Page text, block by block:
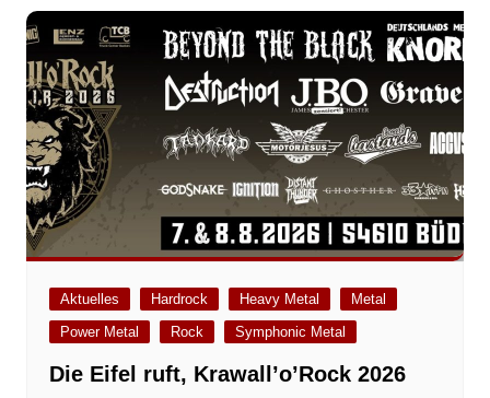
Aktuelles Hardrock Heavy Metal
Metal
Power Metal
Rock Symphonic Metal
Die Eifel ruft, Krawall’o’Rock 2026